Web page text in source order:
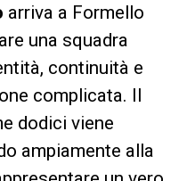
arriva a Formello
una squadra
continuità e
complicata. Il
dodici viene
ampiamente alla